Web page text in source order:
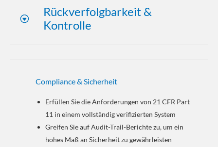
Rückverfolgbarkeit &
Kontrolle
Compliance & Sicherheit
Erfüllen Sie die Anforderungen von 21 CFR Part
11 in einem vollständig verifizierten System
Greifen Sie auf Audit-Trail-Berichte zu, um ein
hohes Maß an Sicherheit zu gewährleisten